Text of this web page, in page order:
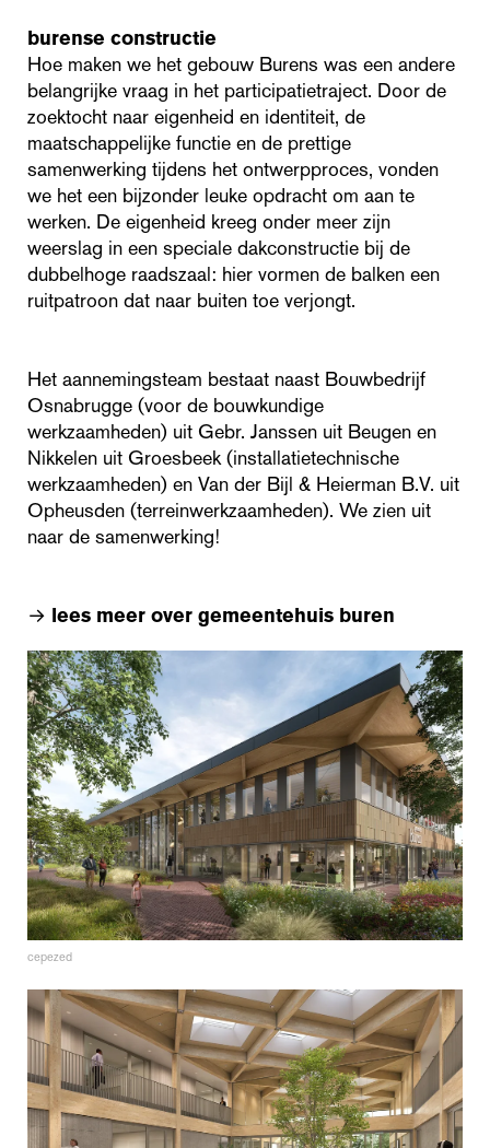
burense constructie
Hoe maken we het gebouw Burens was een andere
belangrijke vraag in het participatietraject. Door de
zoektocht naar eigenheid en identiteit, de
maatschappelijke functie en de prettige
samenwerking tijdens het ontwerpproces, vonden
we het een bijzonder leuke opdracht om aan te
werken. De eigenheid kreeg onder meer zijn
weerslag in een speciale dakconstructie bij de
dubbelhoge raadszaal: hier vormen de balken een
ruitpatroon dat naar buiten toe verjongt.
Het aannemingsteam bestaat naast Bouwbedrijf
Osnabrugge (voor de bouwkundige
werkzaamheden) uit Gebr. Janssen uit Beugen en
Nikkelen uit Groesbeek (installatietechnische
werkzaamheden) en Van der Bijl & Heierman B.V. uit
Opheusden (terreinwerkzaamheden). We zien uit
naar de samenwerking!
→ lees meer over gemeentehuis buren
cepezed